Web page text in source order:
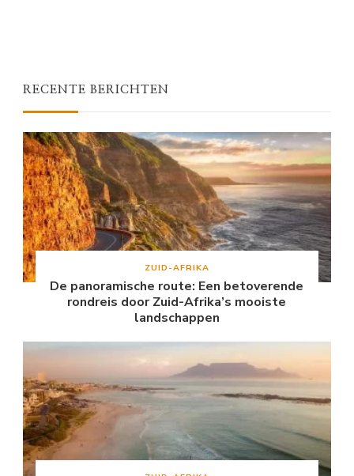
RECENTE BERICHTEN
ZUID-AFRIKA
De panoramische route: Een betoverende
rondreis door Zuid-Afrika’s mooiste
landschappen